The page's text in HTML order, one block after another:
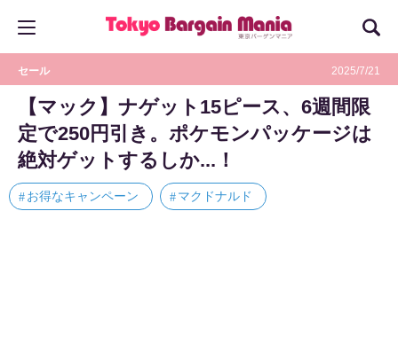
セール 2025/7/21
【マック】ナゲット15ピース、6週間限
定で250円引き。ポケモンパッケージは
絶対ゲットするしか...！
お得なキャンペーン マクドナルド